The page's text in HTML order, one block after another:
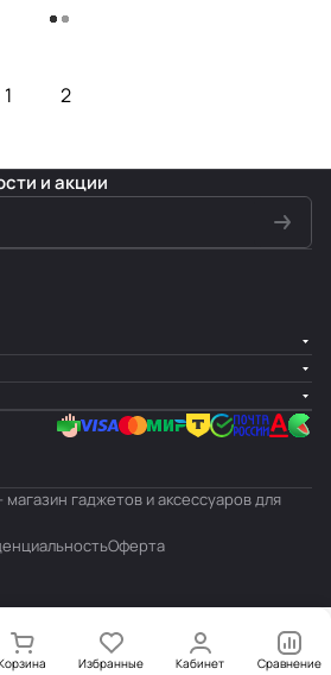
Загрузить еще
1 2
Избранные Кабинет Сравнение
и акции
гаджетов и аксессуаров для
Оферта